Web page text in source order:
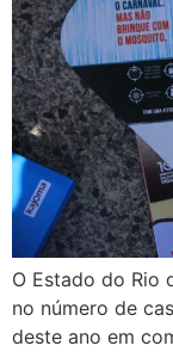
O Estado do Rio
no número de
deste ano em